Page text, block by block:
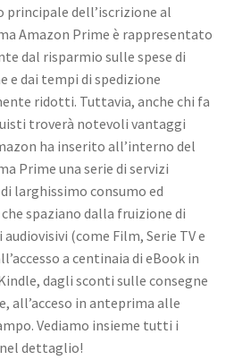
principale dell’iscrizione al
Amazon Prime è rappresentato
dal risparmio sulle spese di
e dai tempi di spedizione
ridotti. Tuttavia, anche chi fa
troverà notevoli vantaggi
ha inserito all’interno del
Prime una serie di servizi
larghissimo consumo ed
spaziano dalla fruizione di
(come Film, Serie TV e
a centinaia di eBook in
dagli sconti sulle consegne
all’acceso in anteprima alle
Vediamo insieme tutti i
dettaglio!